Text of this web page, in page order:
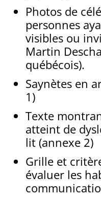
Photos de
personnes
visibles ou
Martin
québécois).
Saynètes en
1)
Texte
atteint de
lit (annexe 2)
Grille et
évaluer les